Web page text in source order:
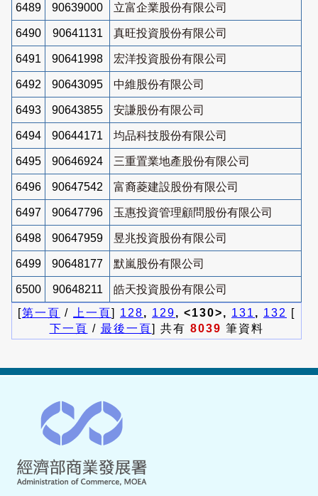
6489 90639000 立富企業股份有限公司
6490 90641131 真旺投資股份有限公司
6491 90641998 宏洋投資股份有限公司
6492 90643095 中維股份有限公司
6493 90643855 安謙股份有限公司
6494 90644171 均品科技股份有限公司
6495 90646924 三重置業地產股份有限公司
6496 90647542 富裔菱建設股份有限公司
6497 90647796 玉惠投資管理顧問股份有限公司
6498 90647959 昱兆投資股份有限公司
6499 90648177 默嵐股份有限公司
6500 90648211
皓天投資股份有限公司
[第一頁 / 上一頁] 128, 129, <130>, 131 , 132
[
下一頁 / 最後一頁] 共有 8039 筆資料